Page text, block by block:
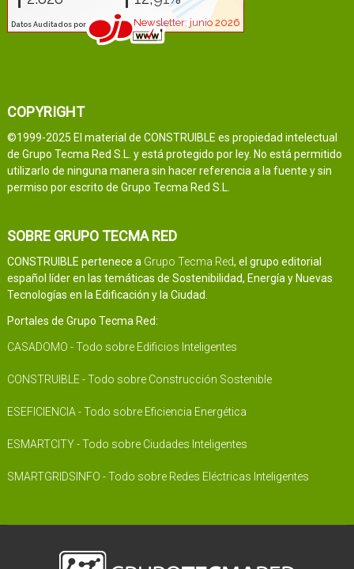
COPYRIGHT
©1999-2025 El material de CONSTRUIBLE es propiedad intelectual
de Grupo Tecma Red S.L. y está protegido por ley. No está permitido
utilizarlo de ninguna manera sin hacer referencia a la fuente y sin
permiso por escrito de Grupo Tecma Red S.L.
SOBRE GRUPO TECMA RED
CONSTRUIBLE pertenece a Grupo Tecma Red, el grupo editorial
español líder en las temáticas de Sostenibilidad, Energía y Nuevas
Tecnologías en la Edificación y la Ciudad.
Portales de Grupo Tecma Red:
CASADOMO - Todo sobre Edificios Inteligentes
CONSTRUIBLE - Todo sobre Construcción Sostenible
ESEFICIENCIA - Todo sobre Eficiencia Energética
ESMARTCITY - Todo sobre Ciudades Inteligentes
SMARTGRIDSINFO - Todo sobre Redes Eléctricas Inteligentes